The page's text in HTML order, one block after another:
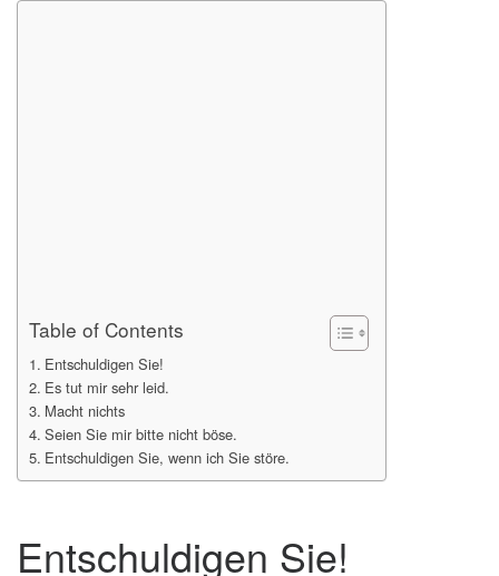
Table of Contents
Entschuldigen Sie!
Es tut mir sehr leid.
Macht nichts
Seien Sie mir bitte nicht böse.
Entschuldigen Sie, wenn ich Sie störe.
Entschuldigen Sie!